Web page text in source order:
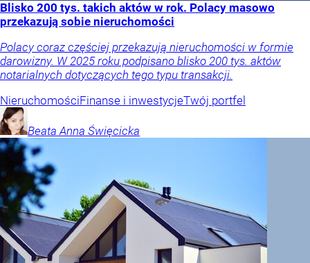
Blisko 200 tys. takich aktów w rok. Polacy masowo
przekazują sobie nieruchomości
Polacy coraz częściej przekazują nieruchomości w formie
darowizny. W 2025 roku podpisano blisko 200 tys. aktów
notarialnych dotyczących tego typu transakcji.
NieruchomościFinanse i inwestycjeTwój portfel
Beata Anna Święcicka